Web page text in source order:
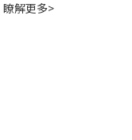
瞭解更多>